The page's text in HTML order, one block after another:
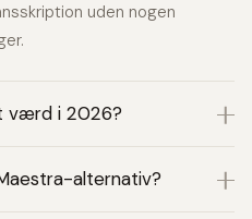
uden nogen
værd i 2026?
alternativ?